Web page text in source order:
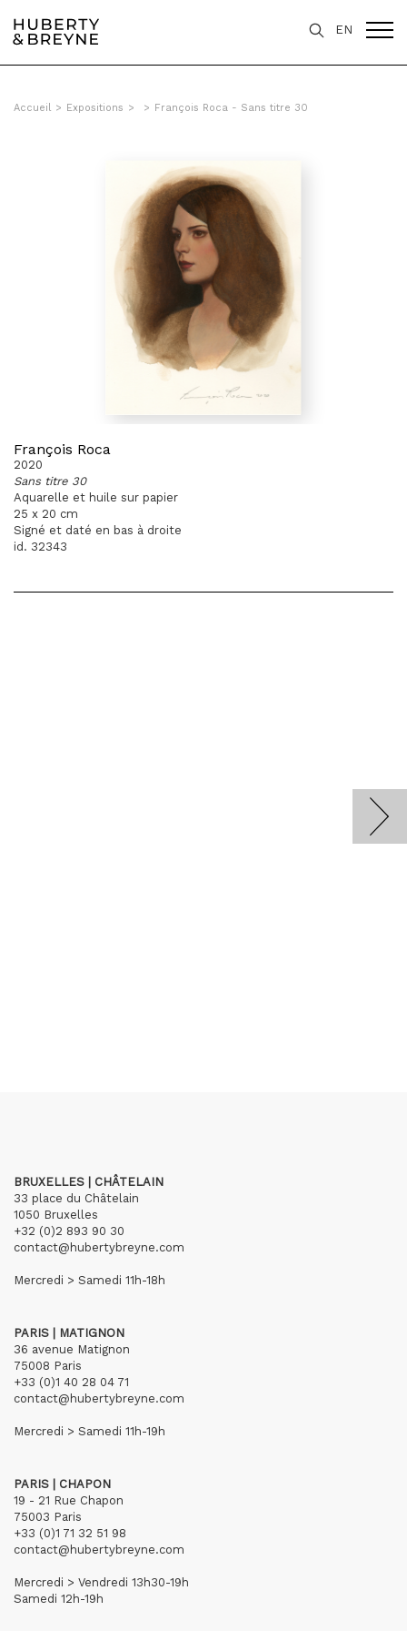
EN
Accueil > Expositions > > François Roca - Sans titre 30
François Roca
2020
Sans titre 30
Aquarelle et huile sur papier
25 x 20 cm
Signé et daté en bas à droite
id. 32343
BRUXELLES | CHÂTELAIN
33 place du Châtelain
1050 Bruxelles
+32 (0)2 893 90 30
contact@hubertybreyne.com
Mercredi > Samedi 11h-18h
PARIS | MATIGNON
36 avenue Matignon
75008 Paris
+33 (0)1 40 28 04 71
contact@hubertybreyne.com
Mercredi > Samedi 11h-19h
PARIS | CHAPON
19 - 21 Rue Chapon
75003 Paris
+33 (0)1 71 32 51 98
contact@hubertybreyne.com
Mercredi > Vendredi 13h30-19h
Samedi 12h-19h